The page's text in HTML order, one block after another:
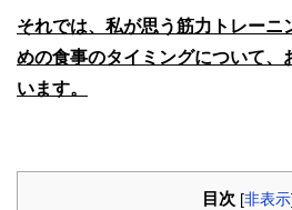
それでは、私が思う筋力トレーニ
めの食事のタイミングについて、
います。
目次 [非表示]